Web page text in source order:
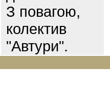
З повагою,
колектив
"Автури".